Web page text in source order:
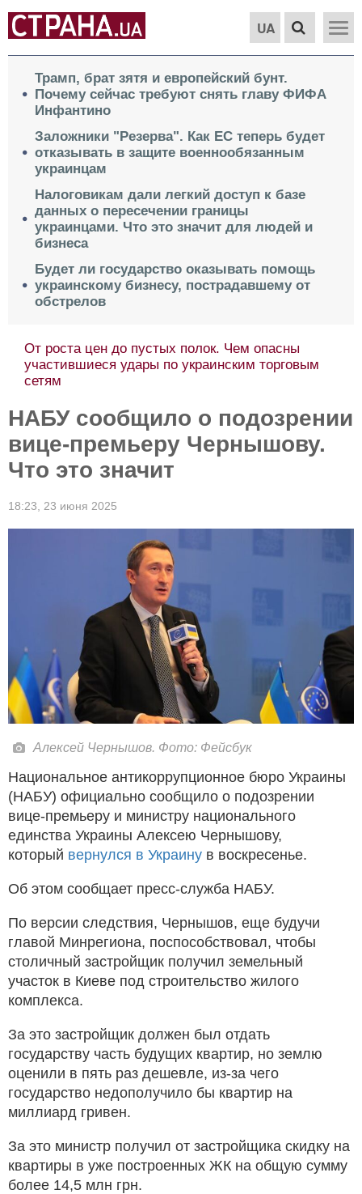
UA
Трамп, брат зятя и европейский бунт.
Почему сейчас требуют снять главу ФИФА
Инфантино
Заложники "Резерва". Как ЕС теперь будет
отказывать в защите военнообязанным
украинцам
Налоговикам дали легкий доступ к базе
данных о пересечении границы
украинцами. Что это значит для людей и
бизнеса
Будет ли государство оказывать помощь
украинскому бизнесу, пострадавшему от
обстрелов
От роста цен до пустых полок. Чем опасны
участившиеся удары по украинским торговым
сетям
НАБУ сообщило о подозрении
вице-премьеру Чернышову.
Что это значит
18:23, 23 июня 2025
Алексей Чернышов. Фото: Фейсбук
Национальное антикоррупционное бюро Украины
(НАБУ) официально сообщило о подозрении
вице-премьеру и министру национального
единства Украины Алексею Чернышову,
который вернулся в Украину в воскресенье.
Об этом сообщает пресс-служба НАБУ.
По версии следствия, Чернышов, еще будучи
главой Минрегиона, поспособствовал, чтобы
столичный застройщик получил земельный
участок в Киеве под строительство жилого
комплекса.
За это застройщик должен был отдать
государству часть будущих квартир, но землю
оценили в пять раз дешевле, из-за чего
государство недополучило бы квартир на
миллиард гривен.
За это министр получил от застройщика скидку на
квартиры в уже построенных ЖК на общую сумму
более 14,5 млн грн.